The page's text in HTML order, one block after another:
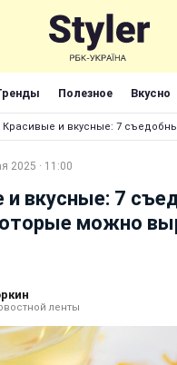
Полезное Вкусно
Красивые и вкусные: 7
2025 · 11:00
и вкусные: 7
можно
ленты